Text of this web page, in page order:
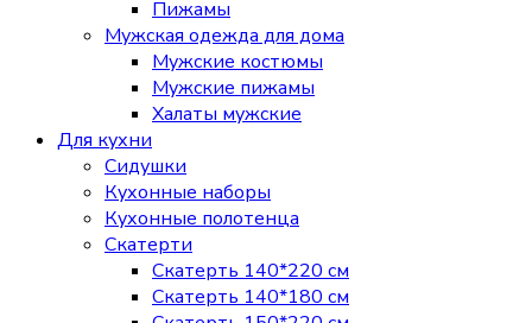
Пижамы
Мужская одежда для дома
Мужские костюмы
Мужские пижамы
Халаты мужские
Для кухни
Сидушки
Кухонные наборы
Кухонные полотенца
Скатерти
Скатерть 140*220 см
Скатерть 140*180 см